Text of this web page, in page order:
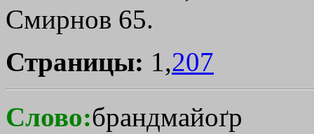
Смирнов 65.
Страницы: 1,207
Слово:брандмайоґр